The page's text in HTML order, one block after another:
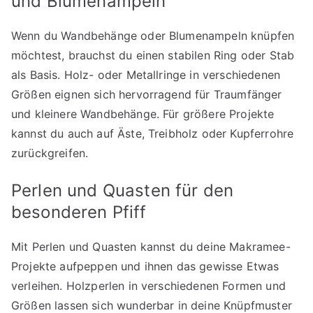
Wenn du Wandbehänge oder Blumenampeln knüpfen
möchtest, brauchst du einen stabilen Ring oder Stab
als Basis. Holz- oder Metallringe in verschiedenen
Größen eignen sich hervorragend für Traumfänger
und kleinere Wandbehänge. Für größere Projekte
kannst du auch auf Äste, Treibholz oder Kupferrohre
zurückgreifen.
Perlen und Quasten für den
besonderen Pfiff
Mit Perlen und Quasten kannst du deine Makramee-
Projekte aufpeppen und ihnen das gewisse Etwas
verleihen. Holzperlen in verschiedenen Formen und
Größen lassen sich wunderbar in deine Knüpfmuster